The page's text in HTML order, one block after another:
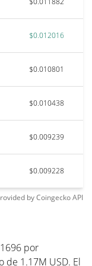
$0.012016
$0.010801
$0.010438
$0.009239
$0.009228
byCoingeckoAPI
por
de 1.17M USD. El